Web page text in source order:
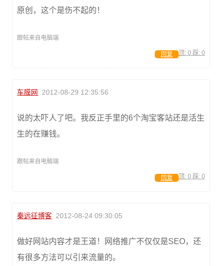
原创，这个是伤不起的！
跟帖来自电脑端
顶: 0 踩: 0
回复
车膜网 2012-08-29 12:35:56
说的太吓人了吧。我反正手里的6个淘宝客站还是活生
生的在赚钱。
跟帖来自电脑端
顶: 0 踩: 0
回复
秦远征博客 2012-08-24 09:30:05
做好网站内容才是王道！网络推广不仅仅是SEO，还
有很多方法可以引来流量的。